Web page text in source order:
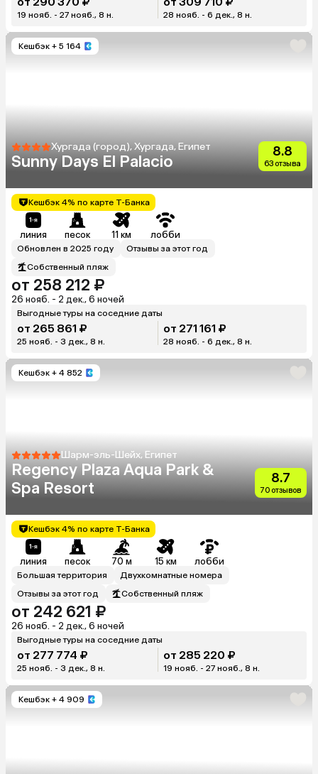
19 нояб. - 27 нояб., 8 н. 28 нояб. - 6 дек., 8 н.
Кешбэк + 5 164
Хургада (город), Хургада, Египет
Sunny Days El Palacio
8.8
63 отзыва
Кешбэк 4% по карте Т-Банка
линия песок 11 км лобби
Обновлен в 2025 году
Отзывы за этот год
Собственный пляж
от 258 212 ₽
26 нояб. - 2 дек., 6 ночей
Выгодные туры на соседние даты
от 265 861 ₽
25 нояб. - 3 дек., 8 н.
от 271 161 ₽
28 нояб. - 6 дек., 8 н.
Кешбэк + 4 852
Шарм-эль-Шейх, Египет
Regency Plaza Aqua Park &
Spa Resort
8.7
70 отзывов
Кешбэк 4% по карте Т-Банка
линия песок 70 м 15 км лобби
Большая территория
Двухкомнатные номера
Отзывы за этот год
Собственный пляж
от 242 621 ₽
26 нояб. - 2 дек., 6 ночей
Выгодные туры на соседние даты
от 277 774 ₽
25 нояб. - 3 дек., 8 н.
от 285 220 ₽
19 нояб. - 27 нояб., 8 н.
Кешбэк + 4 909